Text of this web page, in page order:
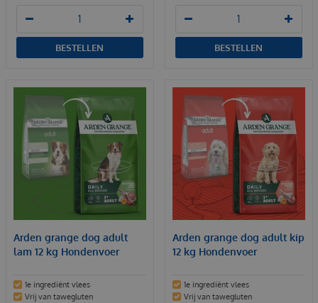
BESTELLEN BESTELLEN
Arden grange dog adult
lam 12 kg Hondenvoer
1e ingrediënt vlees
Vrij van tawegluten
Arden grange dog adult kip
12 kg Hondenvoer
1e ingrediënt vlees
Vrij van tawegluten